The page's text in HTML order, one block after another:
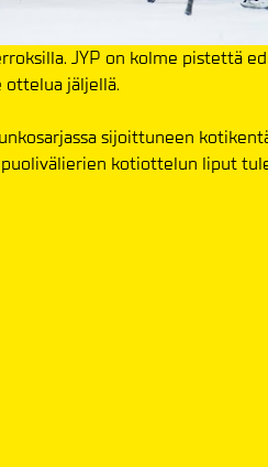
JYP on kolme pistettä
ottelua jäljellä.
sijoittuneen
kotiottelun liput